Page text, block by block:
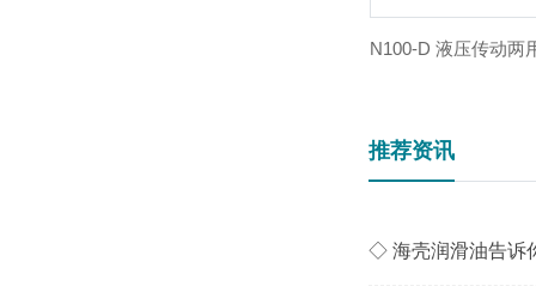
N100-D 液压传动两
推荐资讯
◇ 海壳润滑油告诉